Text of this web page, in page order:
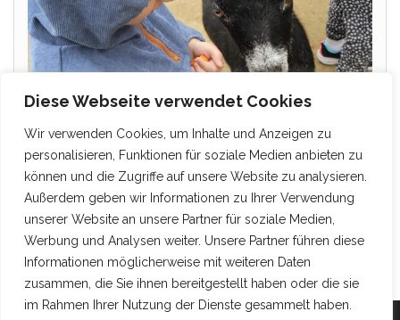
Diese Webseite verwendet Cookies
Wir verwenden Cookies, um Inhalte und Anzeigen zu
personalisieren, Funktionen für soziale Medien anbieten zu
können und die Zugriffe auf unsere Website zu analysieren.
Außerdem geben wir Informationen zu Ihrer Verwendung
unserer Website an unsere Partner für soziale Medien,
Werbung und Analysen weiter. Unsere Partner führen diese
Informationen möglicherweise mit weiteren Daten
zusammen, die Sie ihnen bereitgestellt haben oder die sie
im Rahmen Ihrer Nutzung der Dienste gesammelt haben.